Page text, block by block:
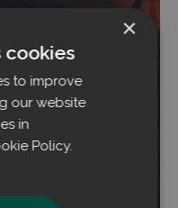
in und um
man denkt
×
cookies
to improve
our website
in
Policy.